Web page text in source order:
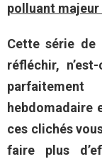
polluant majeur
Cette série de
réfléchir,
hebdomadaire
ces clichés
faire plus